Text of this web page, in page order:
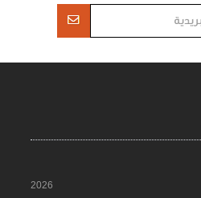
2026